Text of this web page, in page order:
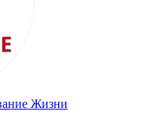
Жизни